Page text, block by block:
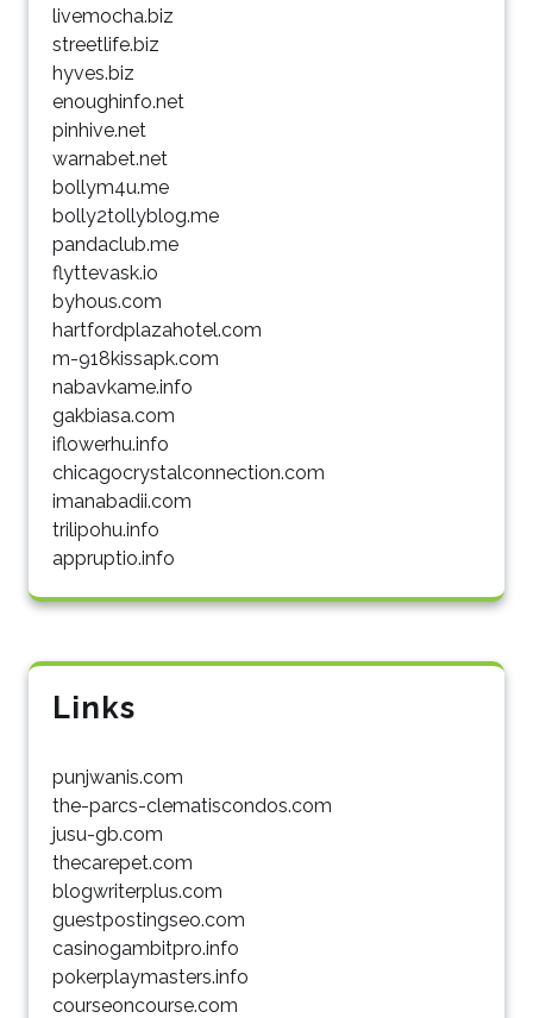
livemocha.biz
streetlife.biz
hyves.biz
enoughinfo.net
pinhive.net
warnabet.net
bollym4u.me
bolly2tollyblog.me
pandaclub.me
flyttevask.io
byhous.com
hartfordplazahotel.com
m-918kissapk.com
nabavkame.info
gakbiasa.com
iflowerhu.info
chicagocrystalconnection.com
imanabadii.com
trilipohu.info
appruptio.info
Links
punjwanis.com
the-parcs-clematiscondos.com
jusu-gb.com
thecarepet.com
blogwriterplus.com
guestpostingseo.com
casinogambitpro.info
pokerplaymasters.info
courseoncourse.com